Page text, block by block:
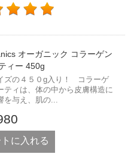
オーガニック コラーゲン
ィー 450g
ズの４５０g入り！ コラーゲ
ティは、体の中から皮膚構造に
を与え、肌の...
に入れる